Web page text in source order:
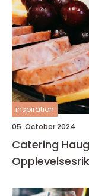
inspiration
05. October 2024
Catering